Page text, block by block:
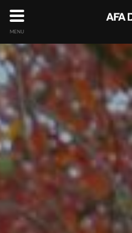
MENU